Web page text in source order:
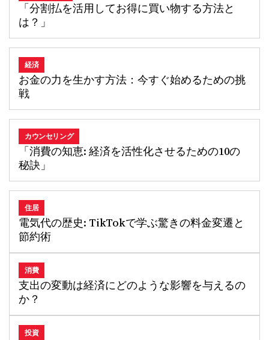
「分割払を活用してお得に買い物する方法と
は？」
お金の力を生かす方法：今すぐ始めるための挑
戦
経済
「消費の知恵: 経済を活性化させるための10の
秘訣」
カウンセリング
電気代の歴史: TikTokで学ぶ驚きの料金変遷と
節約術
住居
支出の変動は経済にどのような影響を与えるの
か？
消費
投資